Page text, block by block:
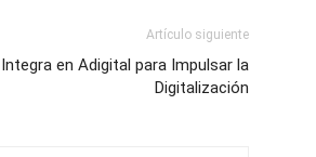
Artículo siguiente
en Adigital para Impulsar la
Digitalización